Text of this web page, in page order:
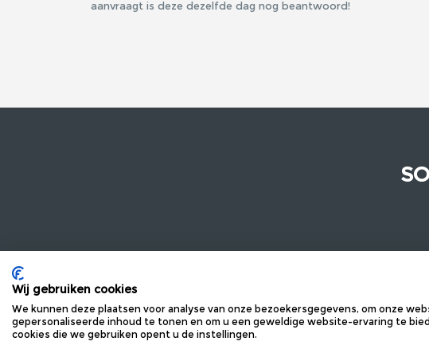
Wij gebruiken cookies
We kunnen deze plaatsen voor analyse van onze bezoekersgegevens, om onze
gepersonaliseerde inhoud te tonen en om u een geweldige website-ervaring te
cookies die we gebruiken opent u de instellingen.
aanvraagt is deze dezelfde dag nog beantwoord!
OVER ONS
PRIVACYVERKLARING
ALGEMENE VOORWAARDEN
CONTACT